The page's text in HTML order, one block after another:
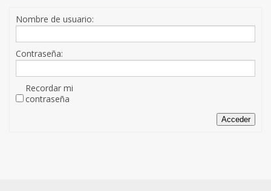
Nombre de usuario:
Contraseña:
Recordar mi
contraseña
Acceder